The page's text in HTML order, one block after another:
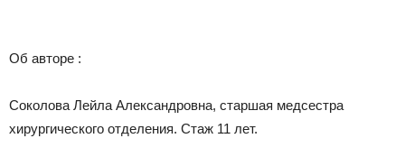
Об авторе :
Соколова Лейла Александровна, старшая медсестра
хирургического отделения. Стаж 11 лет.